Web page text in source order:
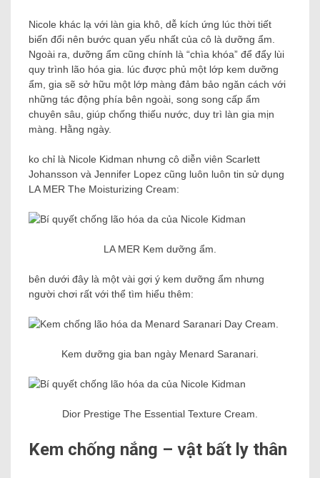
Nicole khác lạ với làn gia khô, dễ kích ứng lúc thời tiết
biến đổi nên bước quan yếu nhất của cô là dưỡng ẩm.
Ngoài ra, dưỡng ẩm cũng chính là “chìa khóa” để đẩy lùi
quy trình lão hóa gia. lúc được phủ một lớp kem dưỡng
ẩm, gia sẽ sở hữu một lớp màng đảm bảo ngăn cách với
những tác động phía bên ngoài, song song cấp ẩm
chuyên sâu, giúp chống thiếu nước, duy trì làn gia mịn
màng. Hằng ngày.
ko chỉ là Nicole Kidman nhưng cô diễn viên Scarlett
Johansson và Jennifer Lopez cũng luôn luôn tin sử dụng
LA MER The Moisturizing Cream:
LA MER Kem dưỡng ẩm.
bên dưới đây là một vài gợi ý kem dưỡng ẩm nhưng
người chơi rất với thể tìm hiểu thêm:
Kem dưỡng gia ban ngày Menard Saranari.
Dior Prestige The Essential Texture Cream.
Kem chống nắng – vật bất ly thân